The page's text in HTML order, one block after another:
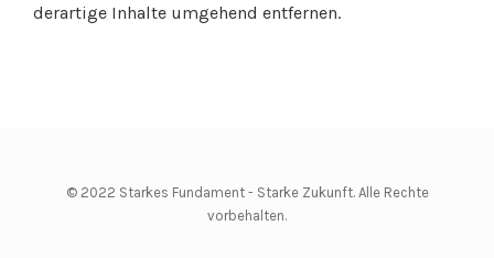
derartige Inhalte umgehend entfernen.
© 2022 Starkes Fundament - Starke Zukunft. Alle Rechte
vorbehalten.